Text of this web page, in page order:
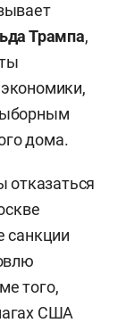
Трампа,
дома.
отказаться
санкции
того,
США